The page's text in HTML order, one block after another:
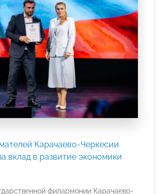
Карачаево-Черкесии
вклад в развитие экономики
филармонии Карачаево-